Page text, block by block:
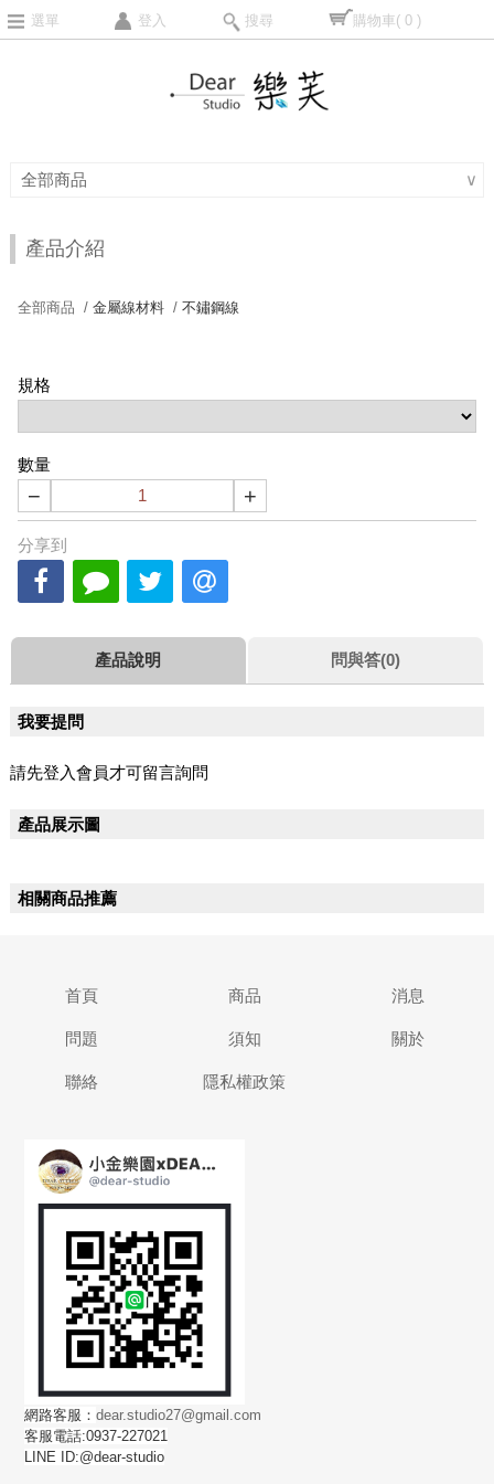
選單 登入 搜尋 購物車( 0 )
全部商品 ∨
產品介紹
全部商品 /金屬線材料 /不鏽鋼線
規格
數量
− +
分享到
產品說明 問與答(0)
我要提問
請先登入會員才可留言詢問
產品展示圖
相關商品推薦
首頁 商品 消息
問題 須知 關於
聯絡 隱私權政策
網路客服：dear.studio27@gmail.com
客服電話:0937-227021
LINE ID:@dear-studio